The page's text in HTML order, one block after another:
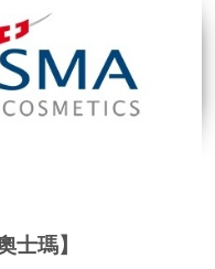
士瑪】